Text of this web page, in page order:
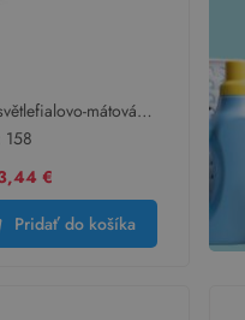
mátová
pyžamová mikina s
158
€
Pridať do košíka